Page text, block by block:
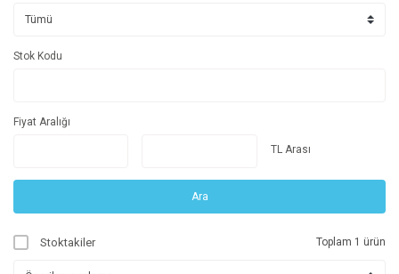
Stok Kodu
Fiyat Aralığı
TL Arası
Ara
Stoktakiler Toplam 1 ürün